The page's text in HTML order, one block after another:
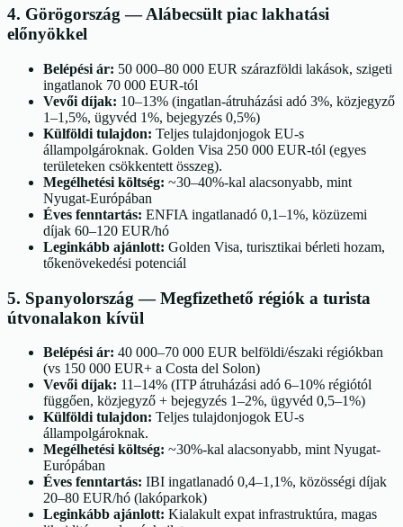
4. Görögország—Alábecsült piac lakhatási
előnyökkel
Belépési ár: 50 000–80 000 EUR szárazföldi lakások, szigeti
ingatlanok 70 000 EUR-tól
Vevői díjak: 10–13% (ingatlan-átruházási adó 3%, közjegyző
1–1,5%, ügyvéd 1%, bejegyzés 0,5%)
Külföldi tulajdon: Teljes tulajdonjogok EU-s
állampolgároknak. Golden Visa 250 000 EUR-tól (egyes
területeken csökkentett összeg).
Megélhetési költség: ~30–40%-kal alacsonyabb, mint
Nyugat-Európában
Éves fenntartás: ENFIA ingatlanadó 0,1–1%, közüzemi
díjak 60–120 EUR/hó
Leginkább ajánlott: Golden Visa, turisztikai bérleti hozam,
tőkenövekedési potenciál
5. Spanyolország —Megfizethető régiók a turista
útvonalakon kívül
Belépési ár: 40 000–70 000 EUR belföldi/északi régiókban
(vs 150 000 EUR+ a Costa del Solon)
Vevői díjak: 11–14% (ITP átruházási adó 6–10% régiótól
függően, közjegyző + bejegyzés 1–2%, ügyvéd 0,5–1%)
Külföldi tulajdon: Teljes tulajdonjogok EU-s
állampolgároknak.
Megélhetési költség: ~30%-kal alacsonyabb, mint Nyugat-
Európában
Éves fenntartás: IBI ingatlanadó 0,4–1,1%, közösségi díjak
20–80 EUR/hó (lakóparkok)
Leginkább ajánlott: Kialakult expat infrastruktúra, magas